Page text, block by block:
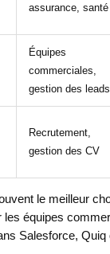
assurance, santé
Équipes
commerciales,
gestion des leads
Recrutement,
gestion des CV
le meilleur
équipes
Salesforce,